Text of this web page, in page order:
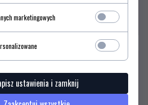
39,90PLN*
200 mg x 100 Vege caps
marketingowych
ustawienia i zamknij